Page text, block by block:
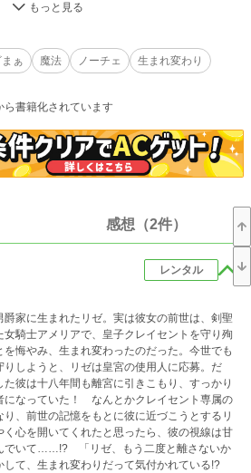
っていたとき、何者かに嵌められアメリアは殉死
いか、貧乏男爵家の赤ん坊にすぐに生まれ変わ
う！今度は使用人としてお仕えしよう！と意気
が？」生まれ変わったのにどうしてまた懐かれ
/ 228,793 件
13:42
20:53
20:40
位)
位)
まぁ 魔法 ノーチェ
生まれ変わり
ら書籍化されています
感想（2件）
レンタル
爵家に生まれたリゼ。実は彼女の前世は、剣聖
女騎士アメリアで、皇子クレイセントを守り殉
を悔やみ、生まれ変わったのだった。今世でも
りしようと、リゼは皇宮の使用人に応募。だ
た彼は十八年間も離宮に引きこもり、すっかり
になっていた！ なんとかクレイセント専属の
り、前世の記憶をもとに彼に近づこうとするリ
く心を開いてくれたと思ったら、彼の視線は甘
でいて……!? 「リゼ、もう二度と離さないか
して、生まれ変わりだって気付かれている!?